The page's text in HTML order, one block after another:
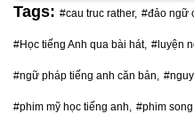
Tags: #cau truc rather, #đảo ngữ
#Học tiếng Anh qua bài hát, #luyện
#ngữ pháp tiếng anh căn bản,
#phim mỹ học tiếng anh, #phim